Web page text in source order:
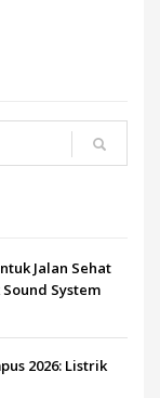
Jalan Sehat
System
2026: Listrik